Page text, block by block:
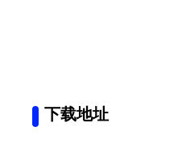
下载地址